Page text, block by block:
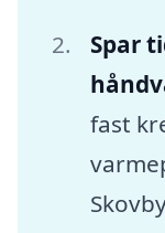
Spar
fast